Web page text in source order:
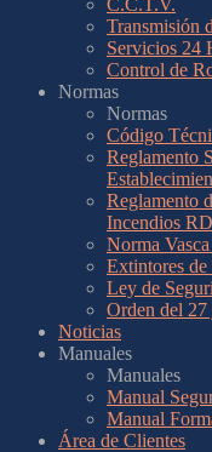
C.C.T.V.
Transmisión
Servicios 24
Control de
Normas
Normas
Código
Reglamento
Reglamento
Incendios
Norma
Extintores de
Ley de
Orden del
Noticias
Manuales
Manuales
Manual
Manual
Área de Clientes